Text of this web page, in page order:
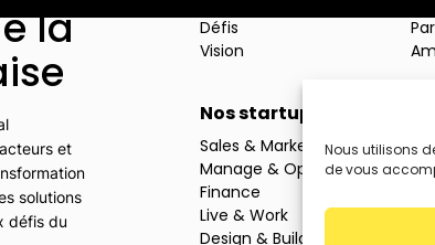
Nous utilisons
de vous
la
et
solutions
défis du
Défis
Vision
Nos startups
Sales & Marketing
Manage & Operate
Finance
Live & Work
Design & Build